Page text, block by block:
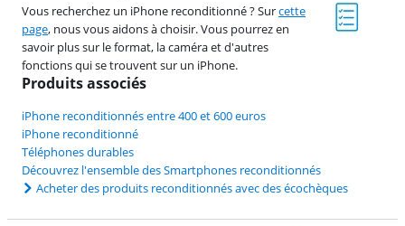
Vous recherchez un iPhone reconditionné ? Surcette
page, nous vous aidons à choisir. Vous pourrez en
savoir plus sur le format, la caméra et d'autres
fonctions qui se trouvent sur un iPhone.
Produits associés
iPhone reconditionnés entre 400 et 600 euros
iPhone reconditionné
Téléphones durables
Découvrez l'ensemble des Smartphones reconditionnés
Acheter des produits reconditionnés avec des écochèques